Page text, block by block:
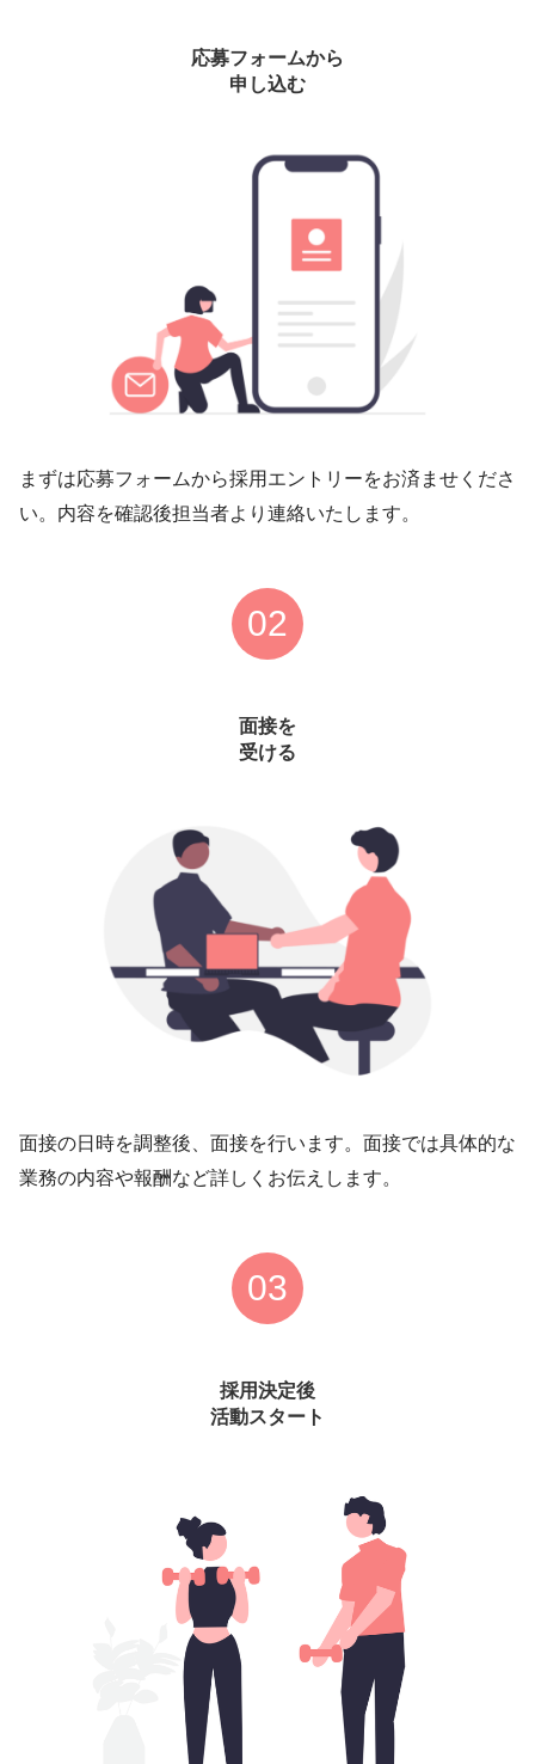
応募フォームから
申し込む
まずは応募フォームから採用エントリーをお済ませくださ
い。内容を確認後担当者より連絡いたします。
02
面接を
受ける
面接の日時を調整後、面接を行います。面接では具体的な
業務の内容や報酬など詳しくお伝えします。
03
採用決定後
活動スタート